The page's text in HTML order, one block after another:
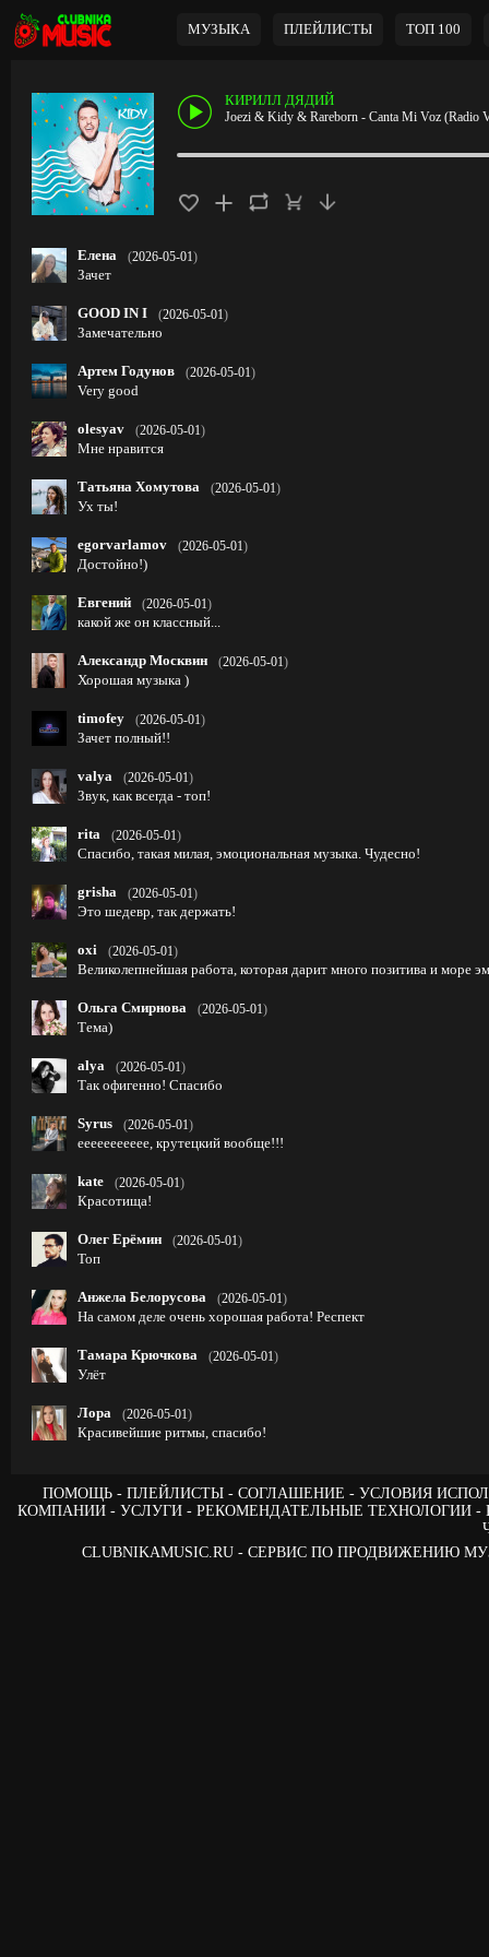
МУЗЫКА ПЛЕЙЛИСТЫ ТОП 100
КИРИЛЛ ДЯДИЙ
Joezi & Kidy & Rareborn - Canta Mi Voz (Radio
Елена (2026-05-01)
Зачет
GOOD IN I (2026-05-01)
Замечательно
Артем Годунов (2026-05-01)
Very good
olesyav (2026-05-01)
Мне нравится
Татьяна Хомутова (2026-05-01)
Ух ты!
egorvarlamov (2026-05-01)
Достойно!)
Евгений (2026-05-01)
какой же он классный...
Александр Москвин (2026-05-01)
Хорошая музыка )
timofey (2026-05-01)
Зачет полный!!
valya (2026-05-01)
Звук, как всегда - топ!
rita (2026-05-01)
Спасибо, такая милая, эмоциональная музыка. Чудесно!
grisha (2026-05-01)
Это шедевр, так держать!
oxi (2026-05-01)
Великолепнейшая работа, которая дарит много позитива и море
Ольга Смирнова (2026-05-01)
Тема)
alya (2026-05-01)
Так офигенно! Спасибо
Syrus (2026-05-01)
еееееееееее, крутецкий вообще!!!
kate (2026-05-01)
Красотища!
Олег Ерёмин (2026-05-01)
Топ
Анжела Белорусова (2026-05-01)
На самом деле очень хорошая работа! Респект
Тамара Крючкова (2026-05-01)
Улёт
Лора (2026-05-01)
Красивейшие ритмы, спасибо!
ПОМОЩЬ ПЛЕЙЛИСТЫ СОГЛАШЕНИЕ
УСЛОВИЯ
КОМПАНИИ
УСЛУГИ РЕКОМЕНДАТЕЛЬНЫЕ ТЕХНОЛОГИИ
CLUBNIKAMUSIC.RU - СЕРВИС ПО ПРОДВИЖЕНИЮ